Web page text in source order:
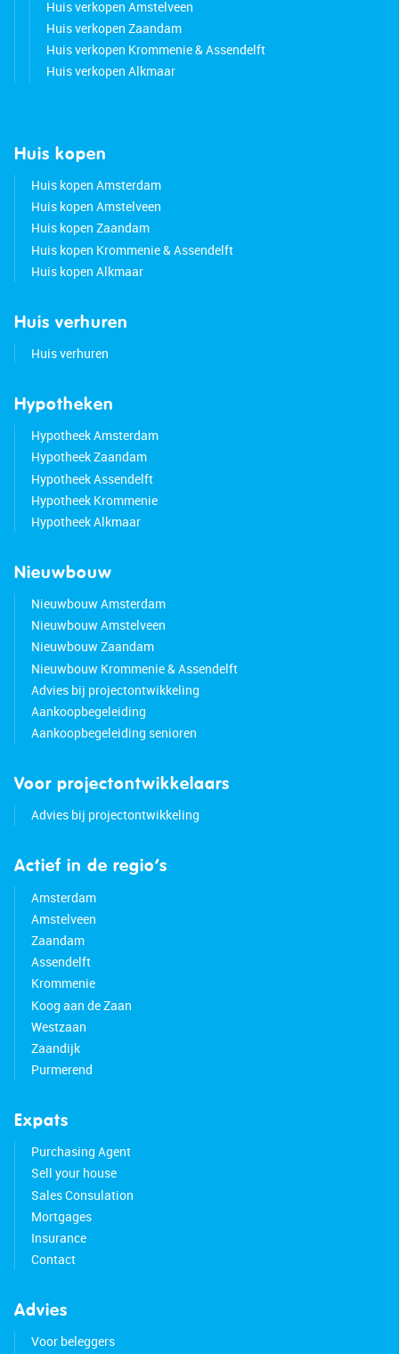
Huis verkopen Amstelveen
Huis verkopen Zaandam
Huis verkopen Krommenie & Assendelft
Huis verkopen Alkmaar
Huis kopen
Huis kopen Amsterdam
Huis kopen Amstelveen
Huis kopen Zaandam
Huis kopen Krommenie & Assendelft
Huis kopen Alkmaar
Huis verhuren
Huis verhuren
Hypotheken
Hypotheek Amsterdam
Hypotheek Zaandam
Hypotheek Assendelft
Hypotheek Krommenie
Hypotheek Alkmaar
Nieuwbouw
Nieuwbouw Amsterdam
Nieuwbouw Amstelveen
Nieuwbouw Zaandam
Nieuwbouw Krommenie & Assendelft
Advies bij projectontwikkeling
Aankoopbegeleiding
Aankoopbegeleiding senioren
Voor projectontwikkelaars
Advies bij projectontwikkeling
Actief in de regio’s
Amsterdam
Amstelveen
Zaandam
Assendelft
Krommenie
Koog aan de Zaan
Westzaan
Zaandijk
Purmerend
Expats
Purchasing Agent
Sell your house
Sales Consulation
Mortgages
Insurance
Contact
Advies
Voor beleggers